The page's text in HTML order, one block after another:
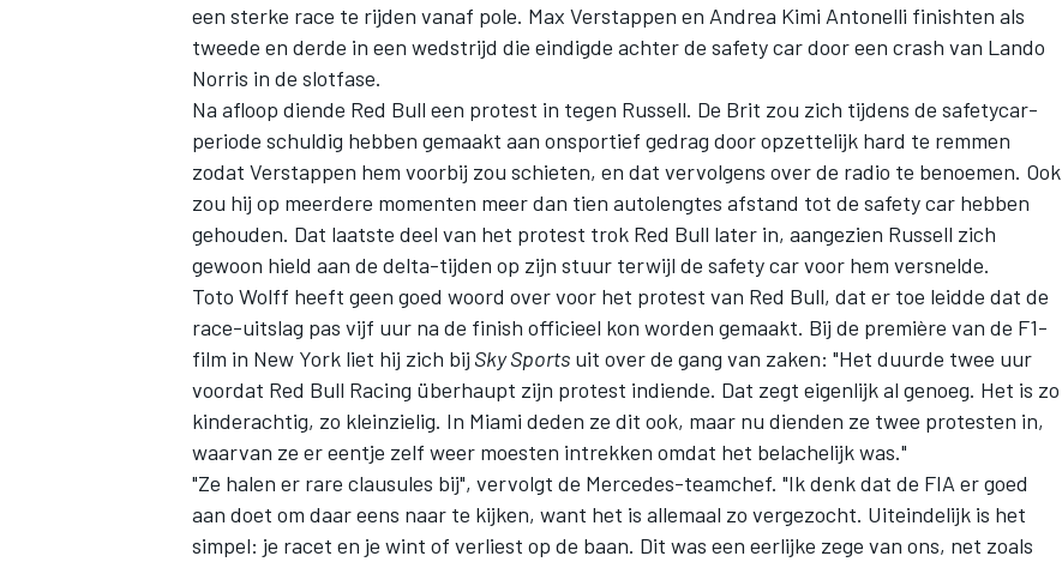
WEC
een sterke race te rijden vanaf pole. Max Verstappen en Andrea Kimi Antonelli finishten als
tweede en derde in een wedstrijd die eindigde achter de safety car door een crash van Lando
Norris in de slotfase.
Na afloop diende Red Bull een protest in tegen Russell. De Brit zou zich tijdens de safetycar-
periode schuldig hebben gemaakt aan onsportief gedrag door opzettelijk hard te remmen
zodat Verstappen hem voorbij zou schieten, en dat vervolgens over de radio te benoemen. Ook
zou hij op meerdere momenten meer dan tien autolengtes afstand tot de safety car hebben
gehouden. Dat laatste deel van het protest trok Red Bull later in, aangezien Russell zich
gewoon hield aan de delta-tijden op zijn stuur terwijl de safety car voor hem versnelde.
Toto Wolff heeft geen goed woord over voor het protest van Red Bull, dat er toe leidde dat de
race-uitslag pas vijf uur na de finish officieel kon worden gemaakt. Bij de première van de F1-
film in New York liet hij zich bij Sky Sports uit over de gang van zaken: "Het duurde twee uur
voordat Red Bull Racing überhaupt zijn protest indiende. Dat zegt eigenlijk al genoeg. Het is zo
kinderachtig, zo kleinzielig. In Miami deden ze dit ook, maar nu dienden ze twee protesten in,
waarvan ze er eentje zelf weer moesten intrekken omdat het belachelijk was."
"Ze halen er rare clausules bij", vervolgt de Mercedes-teamchef. "Ik denk dat de FIA er goed
aan doet om daar eens naar te kijken, want het is allemaal zo vergezocht. Uiteindelijk is het
simpel: je racet en je wint of verliest op de baan. Dit was een eerlijke zege van ons, net zoals